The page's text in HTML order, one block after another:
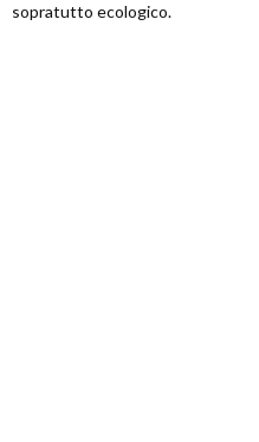
sopratutto ecologico.